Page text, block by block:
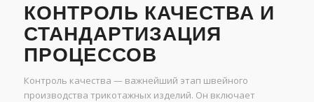
КОНТРОЛЬ КАЧЕСТВА И
СТАНДАРТИЗАЦИЯ
ПРОЦЕССОВ
Контроль качества — важнейший этап швейного
производства трикотажных изделий. Он включает